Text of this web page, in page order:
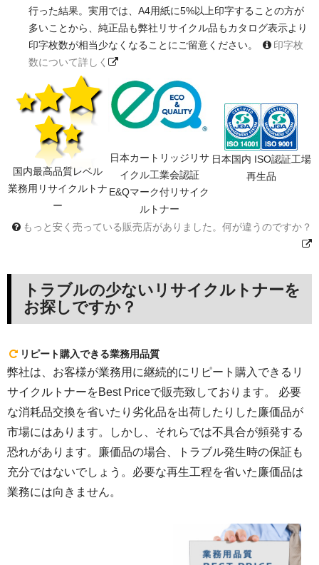
行った結果。実用では、A4用紙に5%以上印字することの方が
多いことから、純正品も弊社リサイクル品もカタログ表示より
印字枚数が相当少なくなることにご留意ください。
印字枚
数について詳しく
国内最高品質レベル
業務用リサイクルトナ
ー
日本カートリッジリサ
イクル工業会認証
E&Qマーク付リサイク
ルトナー
日本国内 ISO認証工場
再生品
もっと安く売っている販売店がありました。何が違うのですか？
トラブルの少ないリサイクルトナーを
お探しですか？
リピート購入できる業務用品質
弊社は、お客様が業務用に継続的にリピート購入できるリ
サイクルトナーをBest Priceで販売致しております。 必要
な消耗品交換を省いたり劣化品を出荷したりした廉価品が
市場にはあります。しかし、それらでは不具合が頻発する
恐れがあります。廉価品の場合、トラブル発生時の保証も
充分ではないでしょう。必要な再生工程を省いた廉価品は
業務には向きません。